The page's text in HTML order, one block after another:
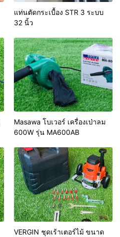
แท่นตัดกระเบื้อง STR 3 ระบบ
32 นิ้ว
Masawa โบเวอร์ เครื่องเป่าลม
600W รุ่น MA600AB
VERGIN ชุดเร้าเตอร์ไม้ ขนาด